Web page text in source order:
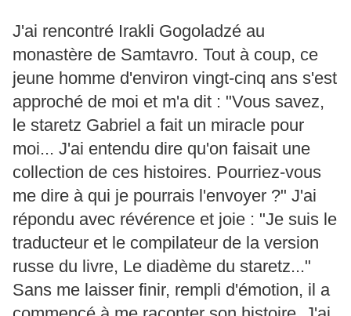
J'ai rencontré Irakli Gogoladzé au
monastère de Samtavro. Tout à coup, ce
jeune homme d'environ vingt-cinq ans s'est
approché de moi et m'a dit : "Vous savez,
le staretz Gabriel a fait un miracle pour
moi... J'ai entendu dire qu'on faisait une
collection de ces histoires. Pourriez-vous
me dire à qui je pourrais l'envoyer ?" J'ai
répondu avec révérence et joie : "Je suis le
traducteur et le compilateur de la version
russe du livre, Le diadème du staretz..."
Sans me laisser finir, rempli d'émotion, il a